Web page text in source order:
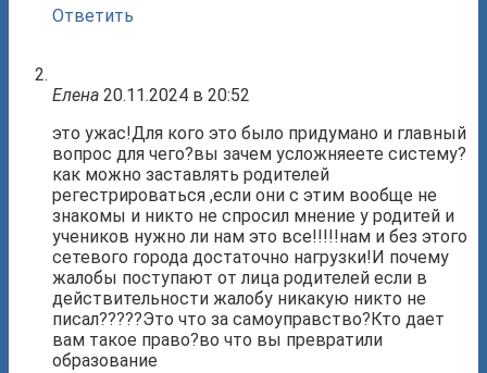
Ответить
Елена 20.11.2024 в 20:52
это ужас!Для кого это было придумано и главный
вопрос для чего?вы зачем усложняеете систему?
как можно заставлять родителей
регестрироваться ,если они с этим вообще не
знакомы и никто не спросил мнение у родитей и
учеников нужно ли нам это все!!!!!нам и без этого
сетевого города достаточно нагрузки!И почему
жалобы поступают от лица родителей если в
действительности жалобу никакую никто не
писал?????Это что за самоуправство?Кто дает
вам такое право?во что вы превратили
образование